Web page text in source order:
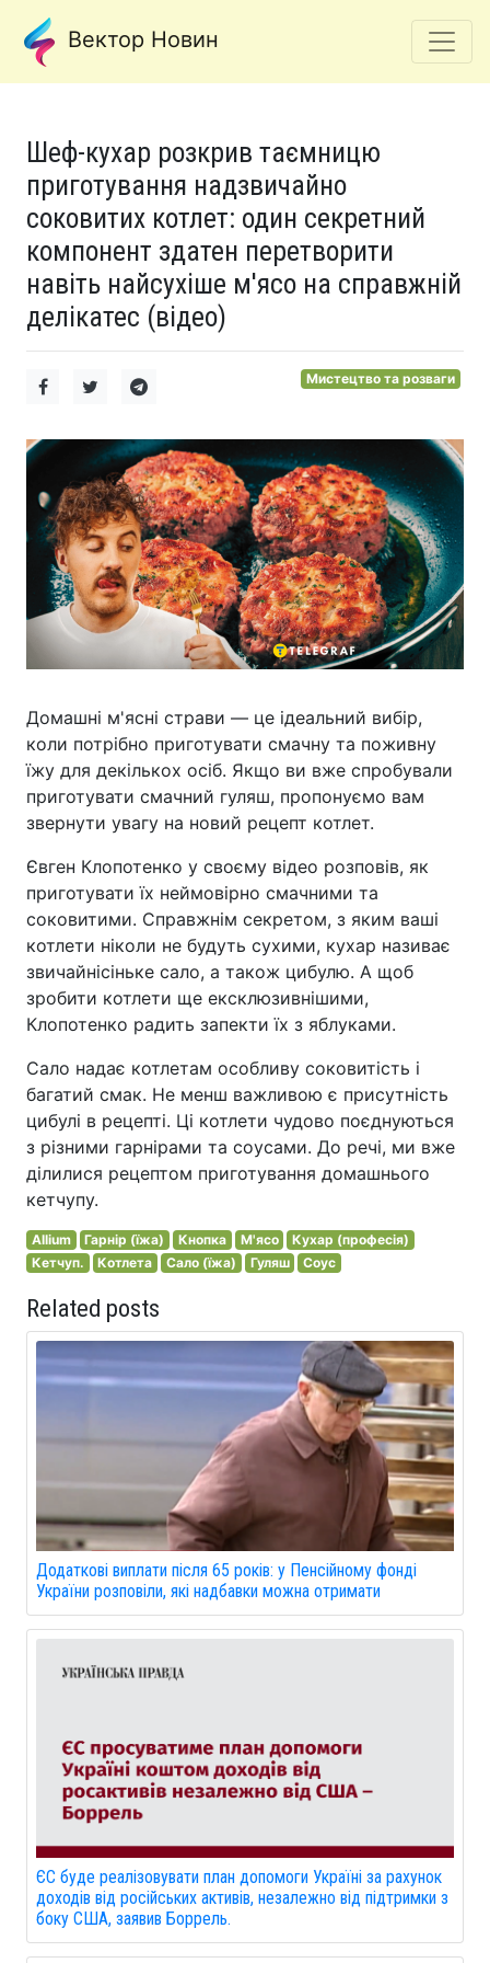
Вектор Новин
Шеф-кухар розкрив таємницю
приготування надзвичайно
соковитих котлет: один секретний
компонент здатен перетворити
навіть найсухіше м'ясо на справжній
делікатес (відео)
Мистецтво та розваги
Домашні м'ясні страви — це ідеальний вибір,
коли потрібно приготувати смачну та поживну
їжу для декількох осіб. Якщо ви вже спробували
приготувати смачний гуляш, пропонуємо вам
звернути увагу на новий рецепт котлет.
Євген Клопотенко у своєму відео розповів, як
приготувати їх неймовірно смачними та
соковитими. Справжнім секретом, з яким ваші
котлети ніколи не будуть сухими, кухар називає
звичайнісіньке сало, а також цибулю. А щоб
зробити котлети ще ексклюзивнішими,
Клопотенко радить запекти їх з яблуками.
Сало надає котлетам особливу соковитість і
багатий смак. Не менш важливою є присутність
цибулі в рецепті. Ці котлети чудово поєднуються
з різними гарнірами та соусами. До речі, ми вже
ділилися рецептом приготування домашнього
кетчупу.
Allium Гарнір (їжа) Кнопка М'ясо
Кухар (професія)
Кетчуп.
Котлета Сало (їжа) Гуляш Соус
Related posts
Додаткові виплати після 65 років: у Пенсійному фонді
України розповіли, які надбавки можна отримати
ЄС буде реалізовувати план допомоги Україні за рахунок
доходів від російських активів, незалежно від підтримки з
боку США, заявив Боррель.